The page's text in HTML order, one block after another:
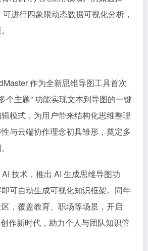
进行四象限动态数据可视化分析，
作为全新思维导图工具首次
个主题” 功能实现文本到导图的一键
模式，为用户带来结构化思维整理
与云端协作理念初具雏形，奠定多
技术，推出 AI 生成思维导图功
可自动生成可视化知识框架。同年
，覆盖教育、职场等场景，开启
作新时代，助力个人与团队知识管